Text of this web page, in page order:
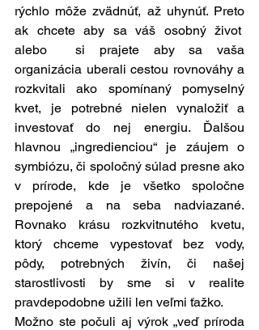
rýchlo môže zvädnúť, až uhynúť. Preto
ak chcete aby sa váš osobný život
alebo  si prajete aby sa vaša
organizácia uberali cestou rovnováhy a
rozkvitali ako spomínaný pomyselný
kvet, je potrebné nielen vynaložiť a
investovať do nej energiu. Ďalšou
hlavnou „ingredienciou“ je záujem o
symbiózu, či spoločný súlad presne ako
v prírode, kde je všetko spoločne
prepojené a na seba nadviazané.
Rovnako krásu rozkvitnutého kvetu,
ktorý chceme vypestovať bez vody,
pôdy, potrebných živín, či našej
starostlivosti by sme si v realite
pravdepodobne užili len veľmi ťažko.
Možno ste počuli aj výrok „veď príroda